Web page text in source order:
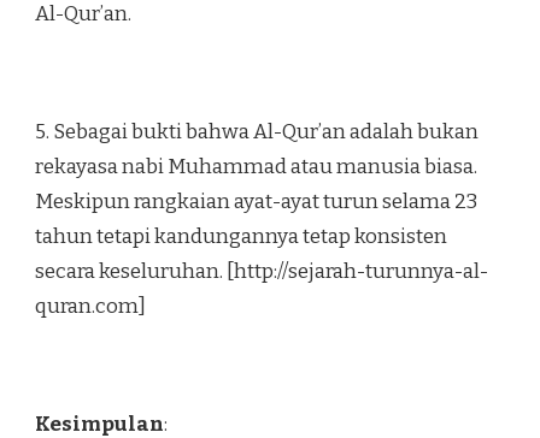
Al-Qur’an.
5. Sebagai bukti bahwa Al-Qur’an adalah bukan
rekayasa nabi Muhammad atau manusia biasa.
Meskipun rangkaian ayat-ayat turun selama 23
tahun tetapi kandungannya tetap konsisten
secara keseluruhan. [http://sejarah-turunnya-al-
quran.com]
Kesimpulan: